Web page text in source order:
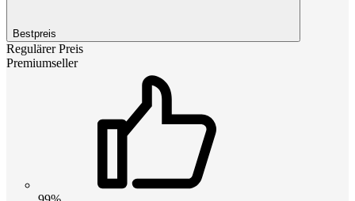
Bestpreis
Regulärer Preis
Premiumseller